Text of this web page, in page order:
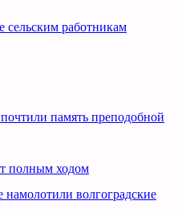
сельским работникам
память преподобной
полным ходом
волгоградские